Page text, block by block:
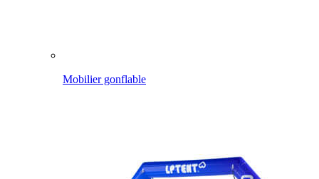
Mobilier gonflable